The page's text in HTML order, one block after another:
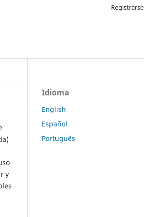
Registrarse
y
Idioma
English
Español
Português